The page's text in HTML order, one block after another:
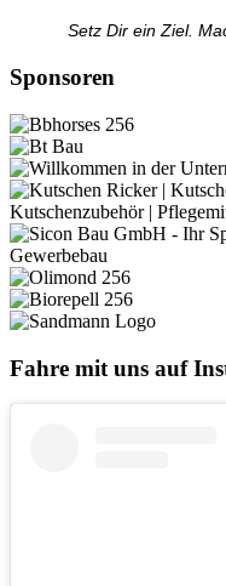
Setz Dir ein Ziel.
Sponsoren
Fahre mit uns auf